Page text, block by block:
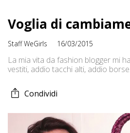
Voglia di
Staff WeGirls 16/03/2015
La mia vita da fashion blogger mi
vestiti, addio tacchi alti, addio
Condividi